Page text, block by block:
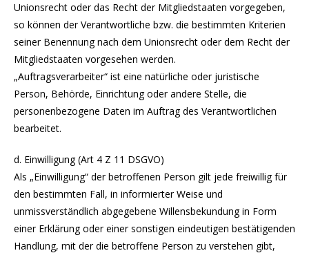
Unionsrecht oder das Recht der Mitgliedstaaten vorgegeben,
so können der Verantwortliche bzw. die bestimmten Kriterien
seiner Benennung nach dem Unionsrecht oder dem Recht der
Mitgliedstaaten vorgesehen werden.
„Auftragsverarbeiter“ ist eine natürliche oder juristische
Person, Behörde, Einrichtung oder andere Stelle, die
personenbezogene Daten im Auftrag des Verantwortlichen
bearbeitet.
d. Einwilligung (Art 4 Z 11 DSGVO)
Als „Einwilligung“ der betroffenen Person gilt jede freiwillig für
den bestimmten Fall, in informierter Weise und
unmissverständlich abgegebene Willensbekundung in Form
einer Erklärung oder einer sonstigen eindeutigen bestätigenden
Handlung, mit der die betroffene Person zu verstehen gibt,